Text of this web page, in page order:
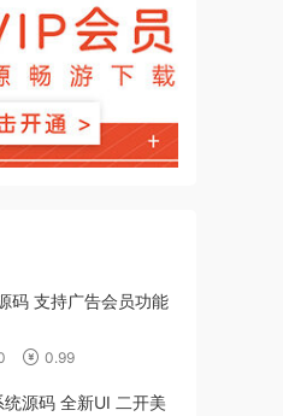
码 支持广告会员功能
0.99
源码 全新UI 二开美